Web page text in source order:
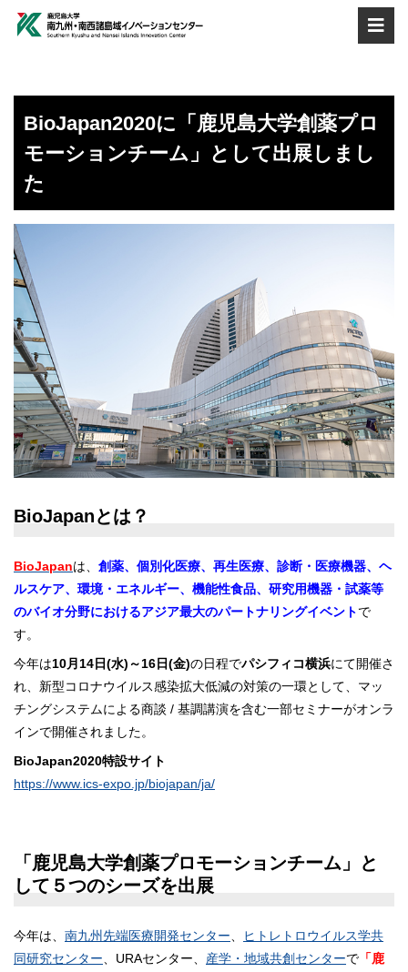
BioJapan2020に「鹿児島大学創薬プロ
モーションチーム」として出展しまし
た
BioJapanとは？
BioJapanは、 創薬、個別化医療、再生医療、診断・医療機器、ヘ
ルスケア、環境・エネルギー、機能性食品、研究用機器・試薬等
のバイオ分野におけるアジア最大のパートナリングイベントで
す。
今年は10月14日(水)～16日(金)の日程でパシフィコ横浜にて開催さ
れ、新型コロナウイルス感染拡大低減の対策の一環として、マッ
チングシステムによる商談 / 基調講演を含む一部セミナーがオンラ
インで開催されました。
BioJapan2020特設サイト
https://www.ics-expo.jp/biojapan/ja/
「鹿児島大学創薬プロモーションチーム」と
して５つのシーズを出展
今年は、 南九州先端医療開発センター
ヒトレトロウイルス学共
同研究センター 、URAセンター、 産学・地域共創センターで 「鹿